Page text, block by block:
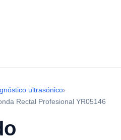
ultrasónico›
Rectal Profesional YR05146